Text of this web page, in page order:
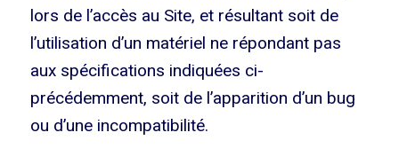
lors de l’accès au Site, et résultant soit de
l’utilisation d’un matériel ne répondant pas
aux spécifications indiquées ci-
précédemment, soit de l’apparition d’un bug
ou d’une incompatibilité.